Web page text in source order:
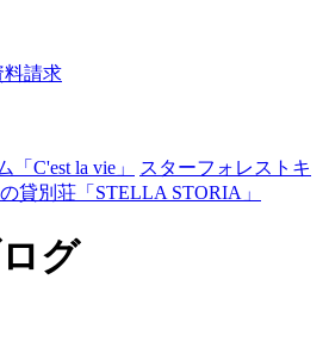
料請求
C'est la vie」
スターフォレストキ
貸別荘「STELLA STORIA」
グ